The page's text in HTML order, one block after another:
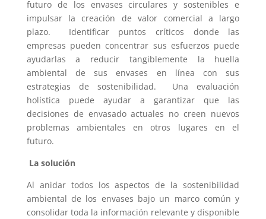
futuro de los envases circulares y sostenibles e
impulsar la creación de valor comercial a largo
plazo. Identificar puntos críticos donde las
empresas pueden concentrar sus esfuerzos puede
ayudarlas a reducir tangiblemente la huella
ambiental de sus envases en línea con sus
estrategias de sostenibilidad. Una evaluación
holística puede ayudar a garantizar que las
decisiones de envasado actuales no creen nuevos
problemas ambientales en otros lugares en el
futuro.
La solución
Al anidar todos los aspectos de la sostenibilidad
ambiental de los envases bajo un marco común y
consolidar toda la información relevante y disponible